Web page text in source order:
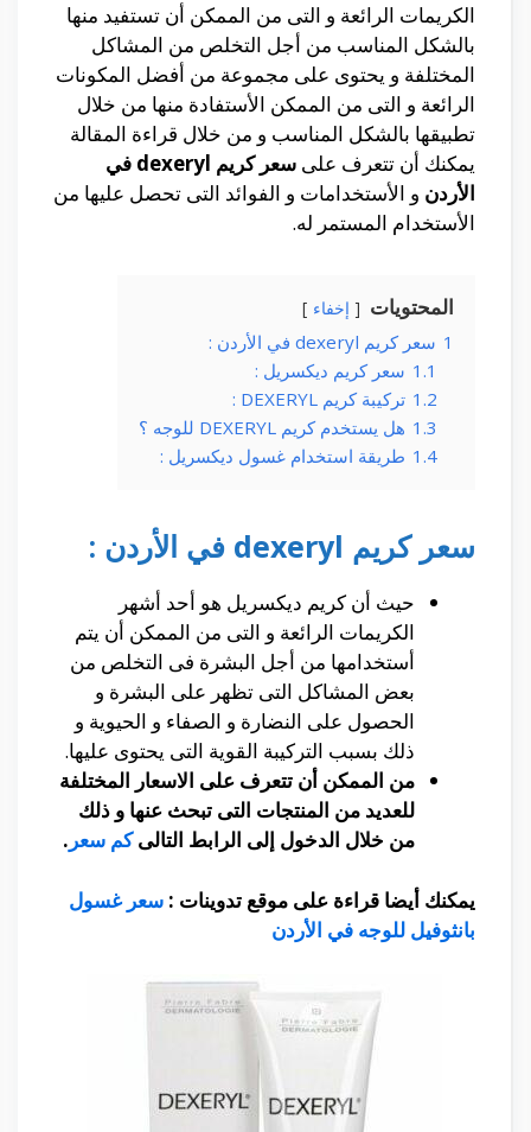
الكريمات الرائعة و التى من الممكن أن تستفيد منها
بالشكل المناسب من أجل التخلص من المشاكل
المختلفة و يحتوى على مجموعة من أفضل المكونات
الرائعة و التى من الممكن الأستفادة منها من خلال
تطبيقها بالشكل المناسب و من خلال قراءة المقالة
يمكنك أن تتعرف على
سعر كريم dexeryl في
الأردن و الأستخدامات و الفوائد التى تحصل عليها من
الأستخدام المستمر له.
المحتويات إخفاء
1 سعر كريم dexeryl في الأردن :
1.1 سعر كريم ديكسريل :
1.2 تركيبة كريم DEXERYL :
1.3 هل يستخدم كريم DEXERYL للوجه ؟
1.4 طريقة استخدام غسول ديكسريل :
سعر كريم dexeryl في الأردن :
حيث أن كريم ديكسريل هو أحد أشهر
الكريمات الرائعة و التى من الممكن أن يتم
أستخدامها من أجل البشرة فى التخلص من
بعض المشاكل التى تظهر على البشرة و
الحصول على النضارة و الصفاء و الحيوية و
ذلك بسبب التركيبة القوية التى يحتوى عليها.
من الممكن أن تتعرف على الاسعار المختلفة
للعديد من المنتجات التى تبحث عنها و ذلك
من خلال الدخول إلى الرابط التالىكم سعر .
يمكنك أيضا قراءة على موقع تدوينات : سعر غسول
بانثوفيل للوجه في الأردن